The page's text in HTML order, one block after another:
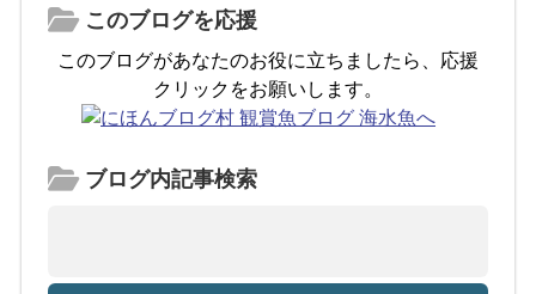
このブログを応援
このブログがあなたのお役に立ちましたら、応援
クリックをお願いします。
ブログ内記事検索